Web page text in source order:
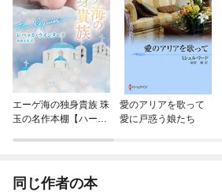
エーゲ海の独身貴族 珠
玉の名作本棚【ハーレ
愛のアリアを歌って
愛に戸惑う娘たち
同じ作者の本